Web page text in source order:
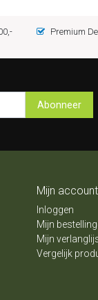
Premium
Abonneer
Mijn account
Inloggen
Mijn
Mijn
Vergelijk